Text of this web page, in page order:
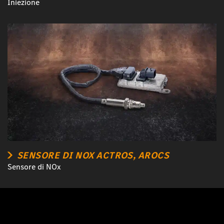
Iniezione
SENSORE DI NOX ACTROS, AROCS
Sensore di NOx